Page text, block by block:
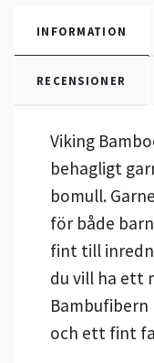
INFORMATION
RECENSIONER
Viking
behagligt
bomull.
för både
fint till
du vill ha ett
och ett fint